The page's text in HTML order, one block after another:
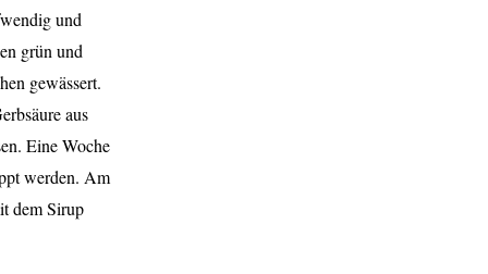
und
grün und
gewässert.
aus
Eine Woche
werden. Am
dem Sirup